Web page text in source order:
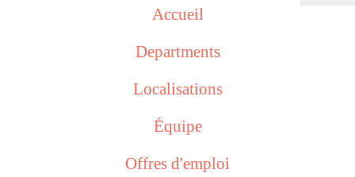
Accueil
Departments
Localisations
Équipe
Offres d'emploi